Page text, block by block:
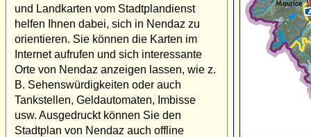
und Landkarten vom Stadtplandienst
helfen Ihnen dabei, sich in Nendaz zu
orientieren. Sie können die Karten im
Internet aufrufen und sich interessante
Orte von Nendaz anzeigen lassen, wie z.
B. Sehenswürdigkeiten oder auch
Tankstellen, Geldautomaten, Imbisse
usw. Ausgedruckt können Sie den
Stadtplan von Nendaz auch offline